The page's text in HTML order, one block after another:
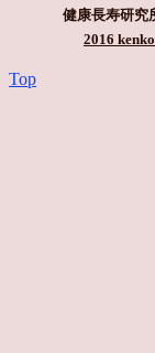
健康長寿研究
2016
Top